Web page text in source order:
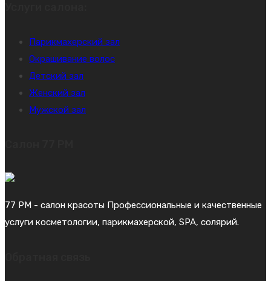
Парикмахерский зал
Окрашивание волос
Детский зал
Женский зал
Мужской зал
77 PM - салон красоты Профессиональные и качественные
услуги косметологии, парикмахерской, SPA, солярий.